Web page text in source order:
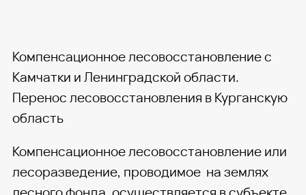
Компенсационное лесовосстановление с
Камчатки и Ленинградской области.
Перенос лесовосстановления в Курганскую
область
Компенсационное лесовосстановление или
лесоразведение, проводимое на землях